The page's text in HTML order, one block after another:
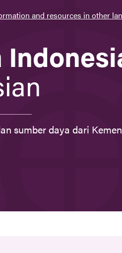
and resources in other
sumber daya dari